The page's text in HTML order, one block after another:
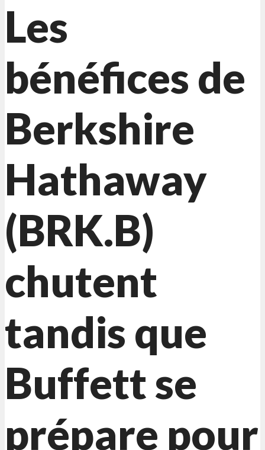
Les
bénéfices de
Berkshire
Hathaway
(BRK.B)
chutent
tandis que
Buffett se
prépare pour